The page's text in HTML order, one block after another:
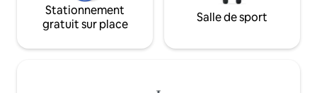
Stationnement
gratuit sur place
Salle de sport